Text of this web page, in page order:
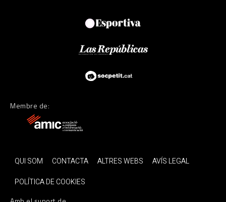
Membre de:
QUI SOM CONTACTA ALTRES WEBS
AVÍS LEGAL
POLÍTICA DE COOKIES